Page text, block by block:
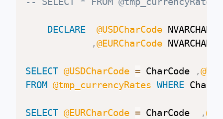
DECLARE @USDCharCode NVARCHAR
,@EURCharCode NVARCHAR
SELECT @USDCharCode = CharCode ,
FROM @tmp_currencyRates WHERE
SELECT @EURCharCode = CharCode ,